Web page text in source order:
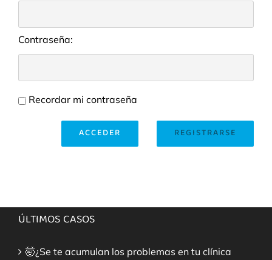
Contraseña:
Recordar mi contraseña
REGISTRARSE
ACCEDER
ÚLTIMOS CASOS
🤯¿Se te acumulan los problemas en tu clínica